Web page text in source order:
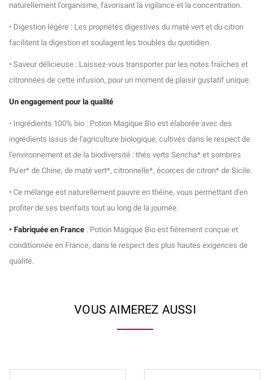
naturellement l'organisme, favorisant la vigilance et la concentration.
• Digestion légère : Les propriétés digestives du maté vert et du citron
facilitent la digestion et soulagent les troubles du quotidien.
• Saveur délicieuse : Laissez-vous transporter par les notes fraîches et
citronnées de cette infusion, pour un moment de plaisir gustatif unique.
Un engagement pour la qualité
• Ingrédients 100% bio : Potion Magique Bio est élaborée avec des
ingrédients issus de l'agriculture biologique, cultivés dans le respect de
l'environnement et de la biodiversité : thés verts Sencha* et sombres
Pu'er* de Chine, de maté vert*, citronnelle*, écorces de citron* de Sicile.
• Ce mélange est naturellement pauvre en théine, vous permettant d'en
profiter de ses bienfaits tout au long de la journée.
• Fabriquée en France : Potion Magique Bio est fièrement conçue et
conditionnée en France, dans le respect des plus hautes exigences de
qualité.
VOUS AIMEREZ AUSSI